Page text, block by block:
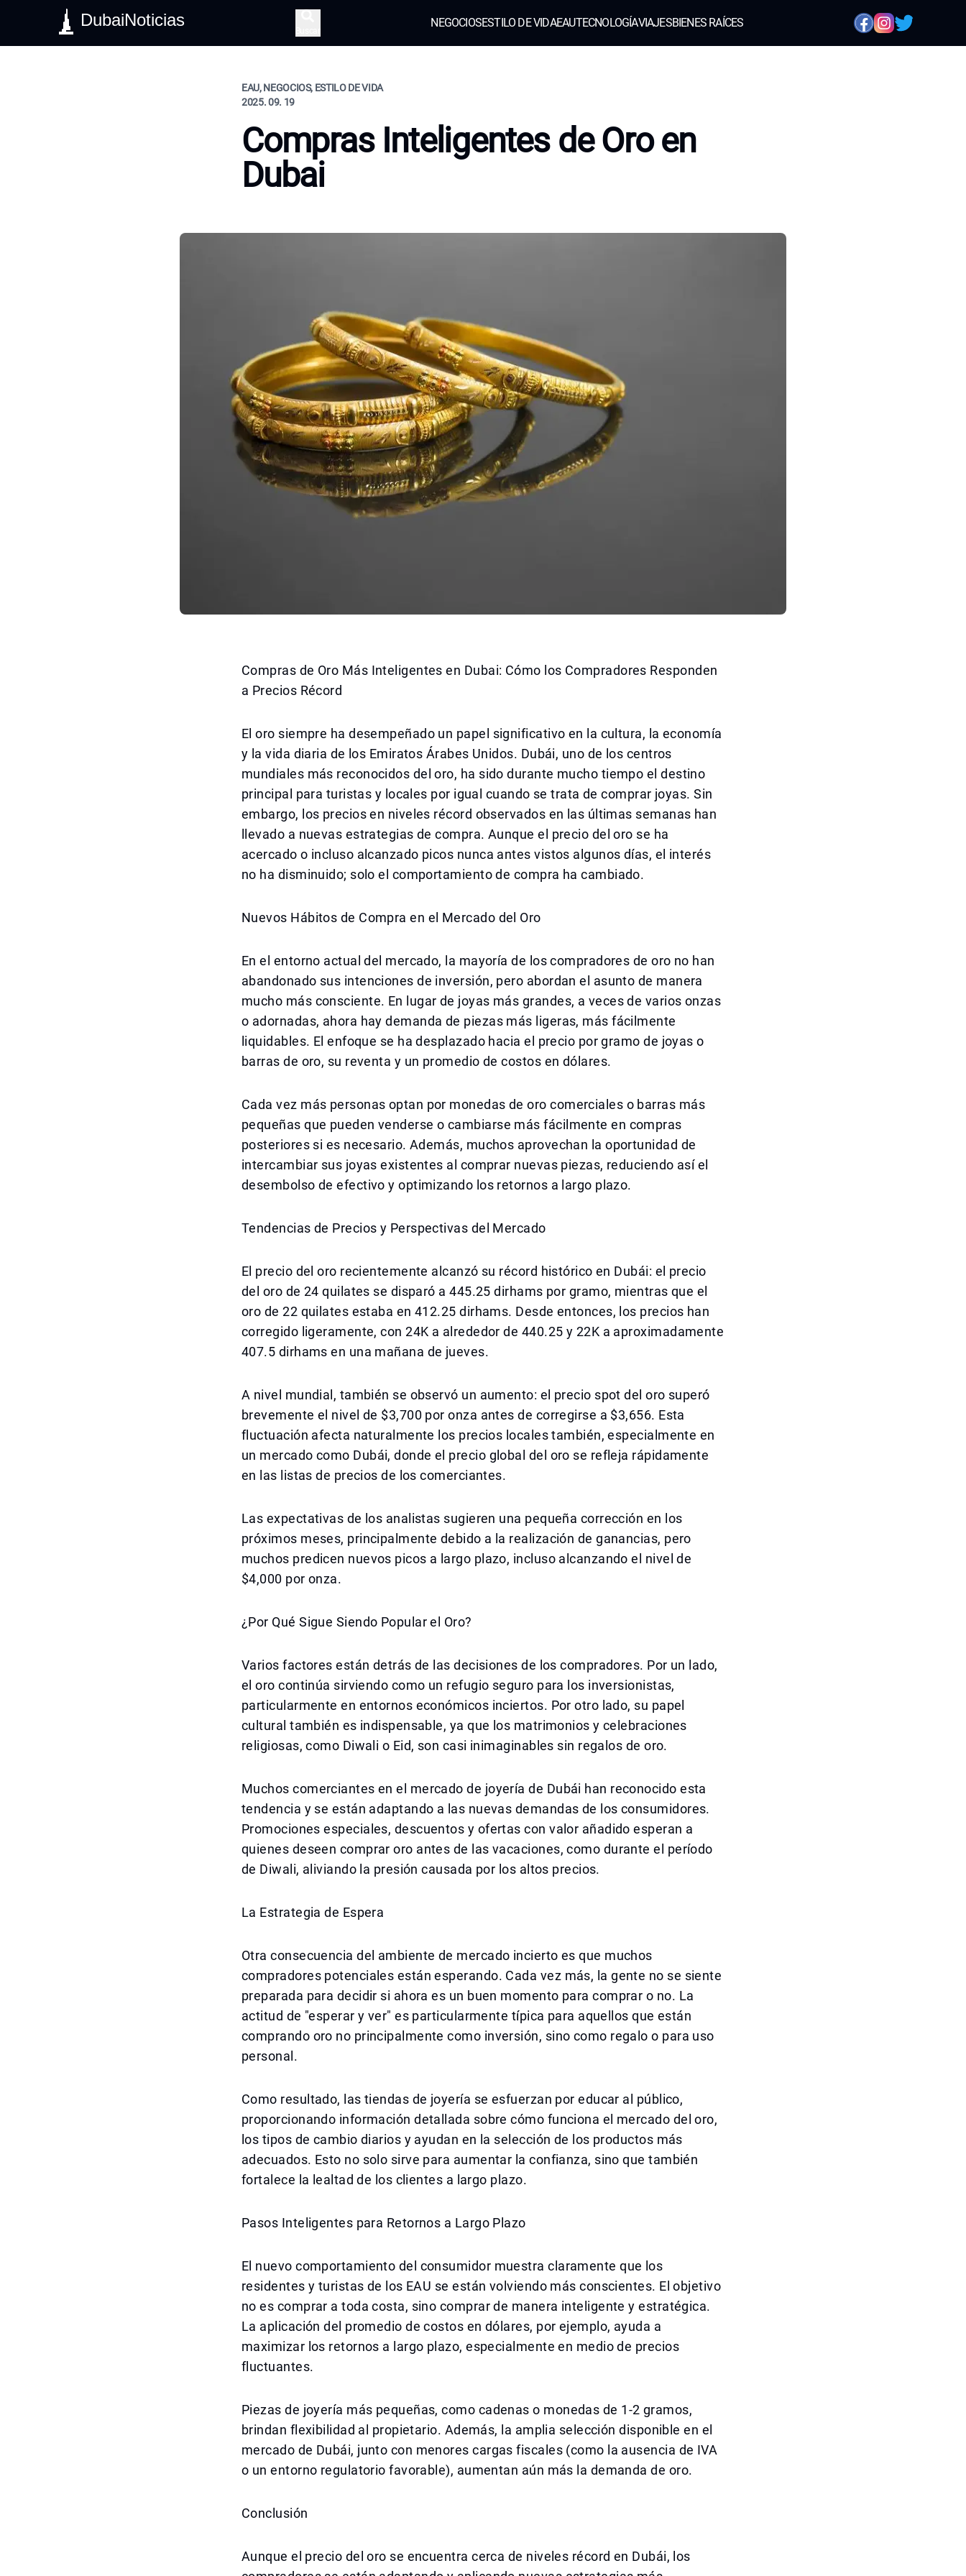
DubaiNoticias NEGOCIOSESTILO DE VIDAEAUTECNOLOGÍAVIAJESBIENES RAÍCES
EAU, NEGOCIOS, ESTILO DE VIDA
2025. 09. 19
Compras Inteligentes de Oro en
Dubai
Compras de Oro Más Inteligentes en Dubai: Cómo los Compradores Responden
a Precios Récord
El oro siempre ha desempeñado un papel significativo en la cultura, la economía
y la vida diaria de los Emiratos Árabes Unidos. Dubái, uno de los centros
mundiales más reconocidos del oro, ha sido durante mucho tiempo el destino
principal para turistas y locales por igual cuando se trata de comprar joyas. Sin
embargo, los precios en niveles récord observados en las últimas semanas han
llevado a nuevas estrategias de compra. Aunque el precio del oro se ha
acercado o incluso alcanzado picos nunca antes vistos algunos días, el interés
no ha disminuido; solo el comportamiento de compra ha cambiado.
Nuevos Hábitos de Compra en el Mercado del Oro
En el entorno actual del mercado, la mayoría de los compradores de oro no han
abandonado sus intenciones de inversión, pero abordan el asunto de manera
mucho más consciente. En lugar de joyas más grandes, a veces de varios onzas
o adornadas, ahora hay demanda de piezas más ligeras, más fácilmente
liquidables. El enfoque se ha desplazado hacia el precio por gramo de joyas o
barras de oro, su reventa y un promedio de costos en dólares.
Cada vez más personas optan por monedas de oro comerciales o barras más
pequeñas que pueden venderse o cambiarse más fácilmente en compras
posteriores si es necesario. Además, muchos aprovechan la oportunidad de
intercambiar sus joyas existentes al comprar nuevas piezas, reduciendo así el
desembolso de efectivo y optimizando los retornos a largo plazo.
Tendencias de Precios y Perspectivas del Mercado
El precio del oro recientemente alcanzó su récord histórico en Dubái: el precio
del oro de 24 quilates se disparó a 445.25 dirhams por gramo, mientras que el
oro de 22 quilates estaba en 412.25 dirhams. Desde entonces, los precios han
corregido ligeramente, con 24K a alrededor de 440.25 y 22K a aproximadamente
407.5 dirhams en una mañana de jueves.
A nivel mundial, también se observó un aumento: el precio spot del oro superó
brevemente el nivel de $3,700 por onza antes de corregirse a $3,656. Esta
fluctuación afecta naturalmente los precios locales también, especialmente en
un mercado como Dubái, donde el precio global del oro se refleja rápidamente
en las listas de precios de los comerciantes.
Las expectativas de los analistas sugieren una pequeña corrección en los
próximos meses, principalmente debido a la realización de ganancias, pero
muchos predicen nuevos picos a largo plazo, incluso alcanzando el nivel de
$4,000 por onza.
¿Por Qué Sigue Siendo Popular el Oro?
Varios factores están detrás de las decisiones de los compradores. Por un lado,
el oro continúa sirviendo como un refugio seguro para los inversionistas,
particularmente en entornos económicos inciertos. Por otro lado, su papel
cultural también es indispensable, ya que los matrimonios y celebraciones
religiosas, como Diwali o Eid, son casi inimaginables sin regalos de oro.
Muchos comerciantes en el mercado de joyería de Dubái han reconocido esta
tendencia y se están adaptando a las nuevas demandas de los consumidores.
Promociones especiales, descuentos y ofertas con valor añadido esperan a
quienes deseen comprar oro antes de las vacaciones, como durante el período
de Diwali, aliviando la presión causada por los altos precios.
La Estrategia de Espera
Otra consecuencia del ambiente de mercado incierto es que muchos
compradores potenciales están esperando. Cada vez más, la gente no se siente
preparada para decidir si ahora es un buen momento para comprar o no. La
actitud de "esperar y ver" es particularmente típica para aquellos que están
comprando oro no principalmente como inversión, sino como regalo o para uso
personal.
Como resultado, las tiendas de joyería se esfuerzan por educar al público,
proporcionando información detallada sobre cómo funciona el mercado del oro,
los tipos de cambio diarios y ayudan en la selección de los productos más
adecuados. Esto no solo sirve para aumentar la confianza, sino que también
fortalece la lealtad de los clientes a largo plazo.
Pasos Inteligentes para Retornos a Largo Plazo
El nuevo comportamiento del consumidor muestra claramente que los
residentes y turistas de los EAU se están volviendo más conscientes. El objetivo
no es comprar a toda costa, sino comprar de manera inteligente y estratégica.
La aplicación del promedio de costos en dólares, por ejemplo, ayuda a
maximizar los retornos a largo plazo, especialmente en medio de precios
fluctuantes.
Piezas de joyería más pequeñas, como cadenas o monedas de 1-2 gramos,
brindan flexibilidad al propietario. Además, la amplia selección disponible en el
mercado de Dubái, junto con menores cargas fiscales (como la ausencia de IVA
o un entorno regulatorio favorable), aumentan aún más la demanda de oro.
Conclusión
Aunque el precio del oro se encuentra cerca de niveles récord en Dubái, los